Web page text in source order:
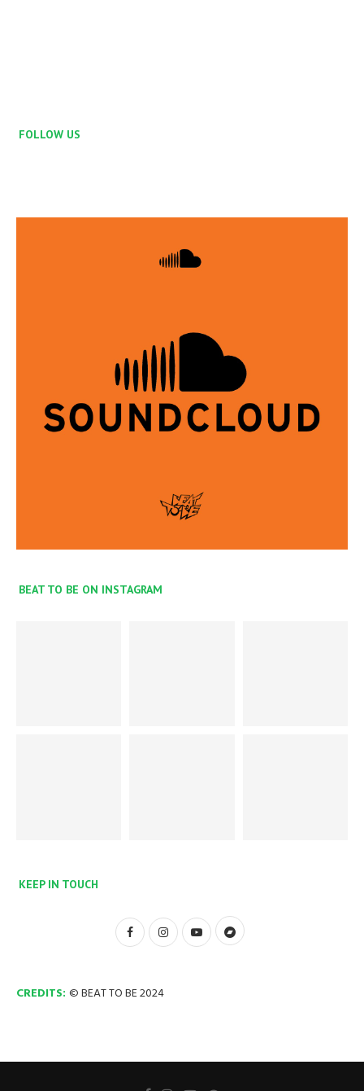
FOLLOW US
BEAT TO BE ON INSTAGRAM
KEEP IN TOUCH
CREDITS: © BEAT TO BE 2024